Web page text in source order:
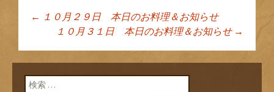
投稿ナビゲーショ
ン
← １０月２９日 本日のお料理＆お知らせ
１０月３１日 本日のお料理＆お知らせ →
検索: